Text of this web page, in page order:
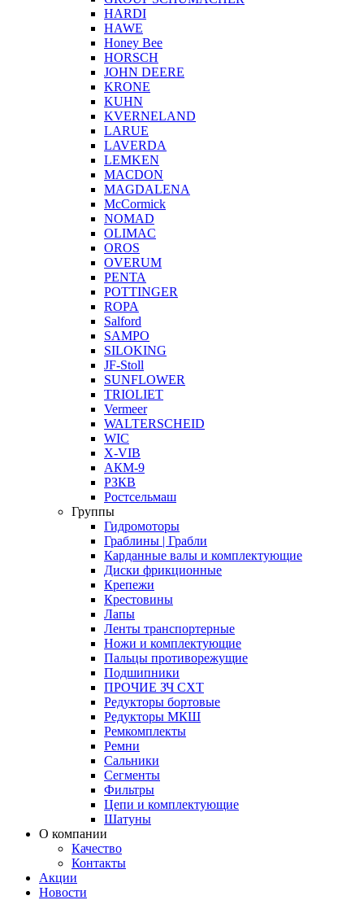
HARDI
HAWE
Honey Bee
HORSCH
JOHN DEERE
KRONE
KUHN
KVERNELAND
LARUE
LAVERDA
LEMKEN
MACDON
MAGDALENA
McCormick
NOMAD
OLIMAC
OROS
OVERUM
PENTA
POTTINGER
ROPA
Salford
SAMPO
SILOKING
JF-Stoll
SUNFLOWER
TRIOLIET
Vermeer
WALTERSCHEID
WIC
X-VIB
АКМ-9
РЗКВ
Ростсельмаш
Группы
Гидромоторы
Граблины | Грабли
Карданные валы и комплектующие
Диски фрикционные
Крепежи
Крестовины
Лапы
Ленты транспортерные
Ножи и комплектующие
Пальцы противорежущие
Подшипники
ПРОЧИЕ ЗЧ СХТ
Редукторы бортовые
Редукторы МКШ
Ремкомплекты
Ремни
Сальники
Сегменты
Фильтры
Цепи и комплектующие
Шатуны
О компании
Качество
Контакты
Акции
Новости